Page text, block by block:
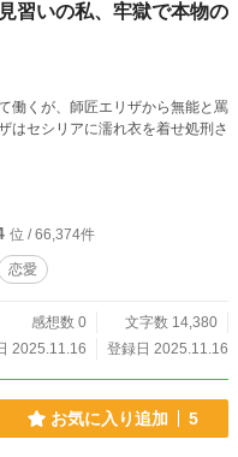
習いの私、牢獄で本物の
働くが、師匠エリザから無能と罵
はセシリアに濡れ衣を着せ処刑さ
位 / 66,374件
恋愛
感想数 0
文字数 14,380
2025.11.16
登録日 2025.11.16
お気に入り追加 5